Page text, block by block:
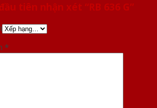
tiên nhận xét “RB 636 G”
*